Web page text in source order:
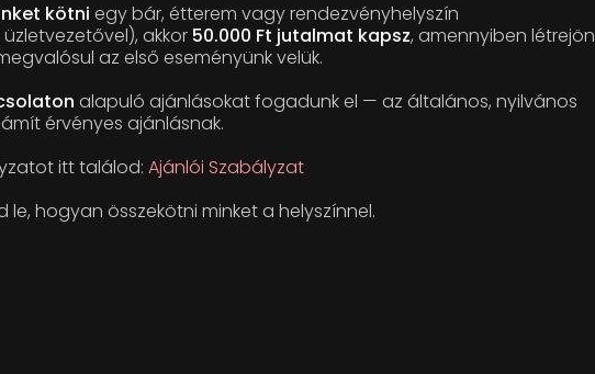
kötni egy bár, étterem vagy rendezvényhelyszín
akkor 50.000 Ft jutalmat kapsz, amennyiben létrejön
az első eseményünk velük.
alapuló ajánlásokat fogadunk el — az általános, nyilvános
érvényes ajánlásnak.
itt találod: Ajánlói Szabályzat
le, hogyan összekötni minket a helyszínnel.